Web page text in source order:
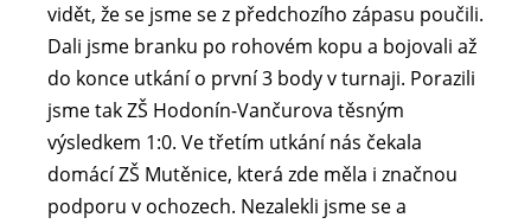
vidět, že se jsme se z předchozího zápasu poučili.
Dali jsme branku po rohovém kopu a bojovali až
do konce utkání o první 3 body v turnaji. Porazili
jsme tak ZŠ Hodonín-Vančurova těsným
výsledkem 1:0. Ve třetím utkání nás čekala
domácí ZŠ Mutěnice, která zde měla i značnou
podporu v ochozech. Nezalekli jsme se a